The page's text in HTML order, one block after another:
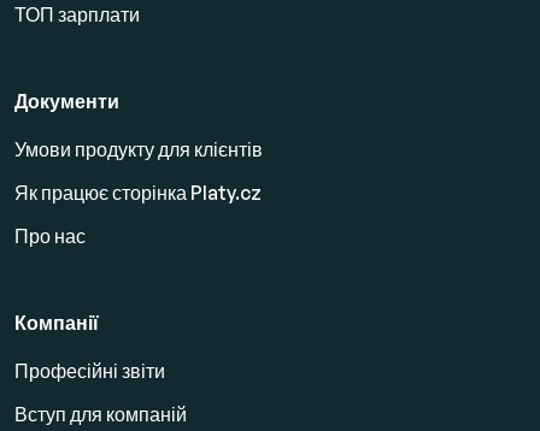
ТОП зарплати
Документи
Умови продукту для клієнтів
Як працює сторінка Platy.cz
Про нас
Компанії
Професійні звіти
Вступ для компаній